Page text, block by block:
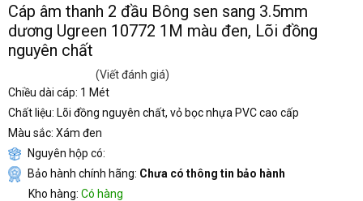
Cáp âm thanh 2 đầu Bông sen sang 3.5mm
dương Ugreen 10772 1M màu đen, Lõi đồng
nguyên chất
(Viết đánh giá)
Chiều dài cáp: 1 Mét
Chất liệu: Lõi đồng nguyên chất, vỏ bọc nhựa PVC cao cấp
Màu sắc: Xám đen
Nguyên hộp có:
Bảo hành chính hãng: Chưa có thông tin bảo hành
Kho hàng: Có hàng